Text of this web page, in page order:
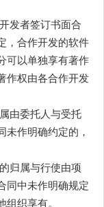
发者签订书面合
，合作开发的软件
可以单独享有著作
作权由各合作开发
由委托人与受托
未作明确约定的，
归属与行使由项
同中未作明确规定
他组织享有。